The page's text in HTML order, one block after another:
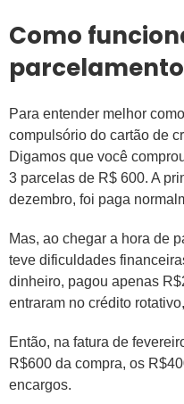
Como
Para entender melhor
compulsório do cartão de
Digamos que você
3 parcelas de R$ 600. A
dezembro, foi paga
Mas, ao chegar a hora de
teve dificuldades
dinheiro, pagou apenas
entraram no crédito
Então, na fatura de
R$600 da compra, os
encargos.